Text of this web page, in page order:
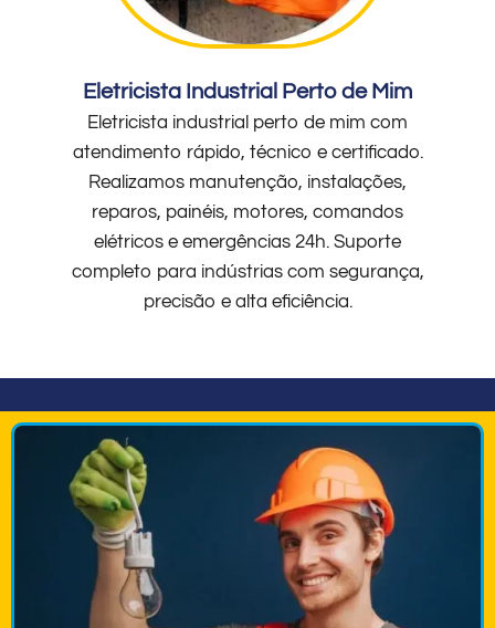
Eletricista Industrial Perto de Mim
Eletricista industrial perto de mim com
atendimento rápido, técnico e certificado.
Realizamos manutenção, instalações,
reparos, painéis, motores, comandos
elétricos e emergências 24h. Suporte
completo para indústrias com segurança,
precisão e alta eficiência.